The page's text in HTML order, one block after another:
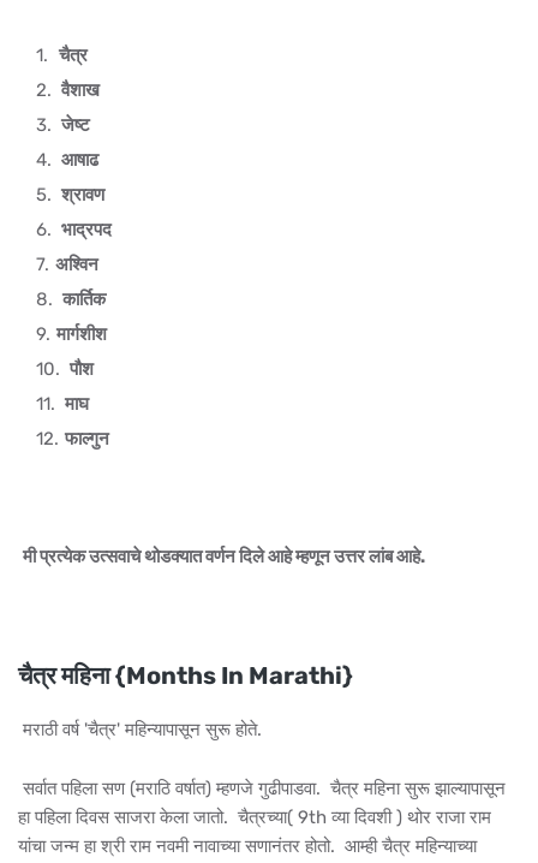
चैत्र
वैशाख
जेष्ट
आषाढ
श्रावण
भाद्रपद
अश्विन
कार्तिक
मार्गशीश
पौश
माघ
फाल्गुन
मी प्रत्येक उत्सवाचे थोडक्यात वर्णन दिले आहे म्हणून उत्तर लांब आहे.
चैत्र महिना {Months In Marathi}
मराठी वर्ष 'चैत्र' महिन्यापासून सुरू होते.
सर्वात पहिला सण (मराठि वर्षात) म्हणजे गुढीपाडवा. चैत्र महिना सुरू झाल्यापासून
हा पहिला दिवस साजरा केला जातो. चैत्रच्या( 9th व्या दिवशी ) थोर राजा राम
यांचा जन्म हा श्री राम नवमी नावाच्या सणानंतर होतो. आम्ही चैत्र महिन्याच्या